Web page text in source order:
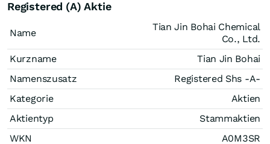
Registered (A) Aktie
Name
Tian Jin Bohai Chemical
Co., Ltd.
Kurzname
Tian Jin Bohai
Namenszusatz
Registered Shs -A-
Kategorie
Aktien
Aktientyp
Stammaktien
WKN
A0M3SR